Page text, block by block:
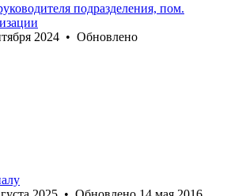
подразделения, пом.
2024 • Обновлено